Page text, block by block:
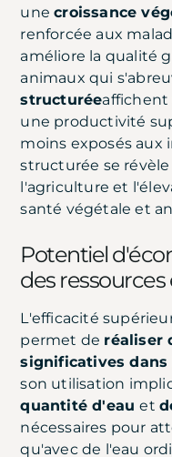
unecroissance
renforcée aux
améliore la qualité
animaux qui
structurée
une productivité
moins exposés aux
structurée se
l'agriculture et
santé végétale et
Potentiel
des ressources
L'efficacité
permet de réaliser
significatives
son utilisation
quantité d'eauet
nécessaires pour
qu'avec de l'eau